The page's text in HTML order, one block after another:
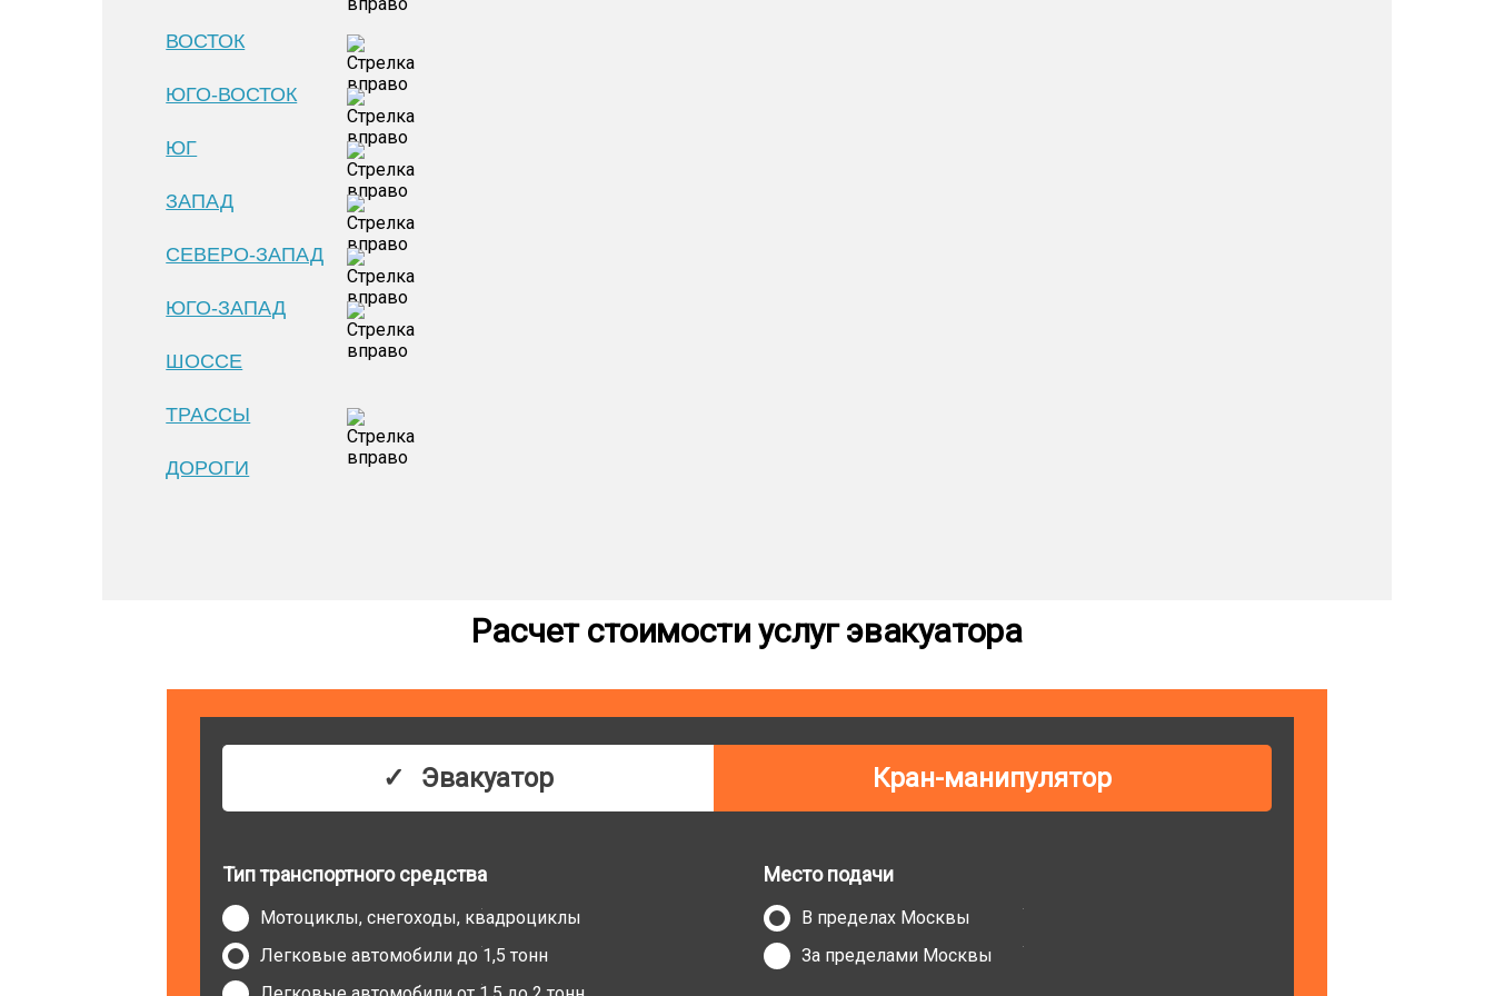
ВОСТОК
ЮГО-ВОСТОК
ЮГ
ЗАПАД
СЕВЕРО-ЗАПАД
ЮГО-ЗАПАД
ШОССЕ
ТРАССЫ
ДОРОГИ
Расчет стоимости услуг эвакуатора
Эвакуатор Кран-манипулятор
Тип транспортного средства
Мотоциклы, снегоходы, квадроциклы
Легковые автомобили до 1,5 тонн
Место подачи
В пределах Москвы
За пределами Москвы